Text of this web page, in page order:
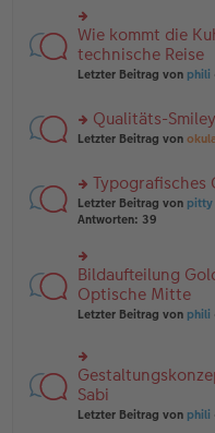
tr
a
g
n
er
B
ei
tr
g
u
n
g
el
n
er
tr
a
g
rs
te
r
u
g
el
es
n
er
B
a
g
Wie kommt die
technische Reise
Letzter Beitrag von phili
rs
u
n
g
es
e
n
er
B
tr
a
g
Qualitäts-
Letzter Beitrag von
rs
te
u
n
g
el
es
n
er
B
ei
tr
Typografisches
Letzter Beitrag von pitty
Antworten: 39
rs
te
r
u
g
el
es
e
n
Bildaufteilung
Optische Mitte
Letzter Beitrag von phili
rs
te
r
u
Sabi
Letzter Beitrag von phili